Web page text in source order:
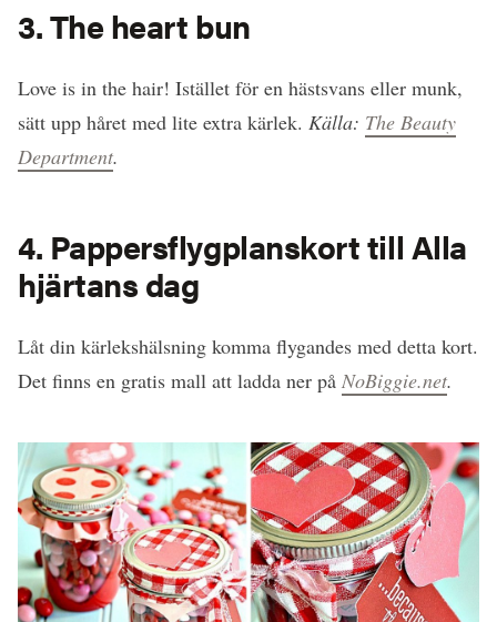
3. The heart bun
Love is in the hair! Istället för en hästsvans eller munk,
sätt upp håret med lite extra kärlek. Källa: The Beauty
Department.
4. Pappersflygplanskort till Alla
hjärtans dag
Låt din kärlekshälsning komma flygandes med detta kort.
Det finns en gratis mall att ladda ner på NoBiggie.net.